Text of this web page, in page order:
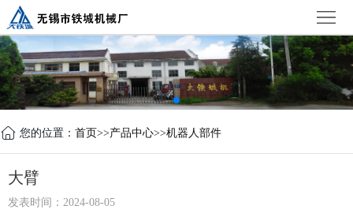
首
页
公
司
简
新
闻
心
产
中
备
荣
您的位置： 首页>>产品中心>>机器人部件
大臂
发表时间：2024-08-05